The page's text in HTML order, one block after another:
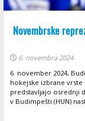
Novembrske
6. novembra 2024
6. november 2024,
hokejske izbrane
predstavljajo osrednji
v Budimpešti (HUN)